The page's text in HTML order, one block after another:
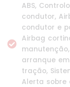
ABS,
condutor,
condutor e
Airbag
arranque
tração,
Alerta sobre